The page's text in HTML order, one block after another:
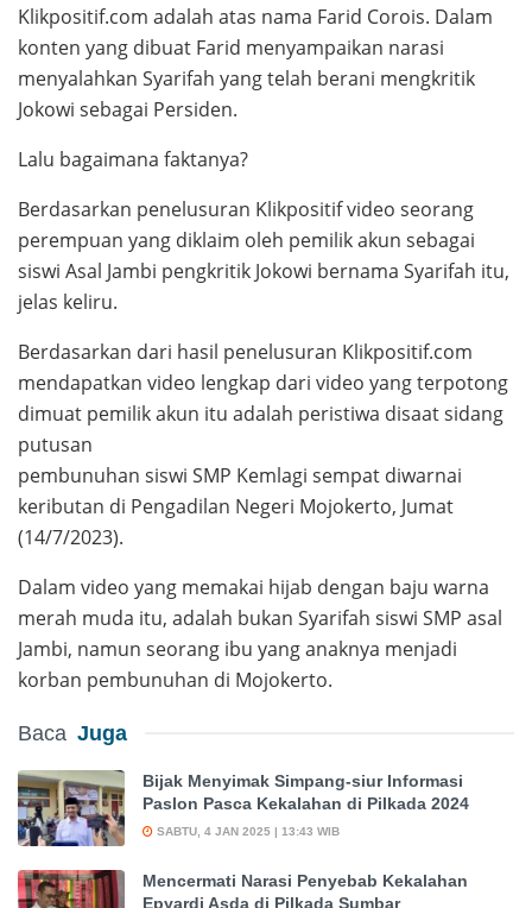
Klikpositif.com adalah atas nama Farid Corois. Dalam
konten yang dibuat Farid menyampaikan narasi
menyalahkan Syarifah yang telah berani mengkritik
Jokowi sebagai Persiden.
Lalu bagaimana faktanya?
Berdasarkan penelusuran Klikpositif video seorang
perempuan yang diklaim oleh pemilik akun sebagai
siswi Asal Jambi pengkritik Jokowi bernama Syarifah itu,
jelas keliru.
Berdasarkan dari hasil penelusuran Klikpositif.com
mendapatkan video lengkap dari video yang terpotong
dimuat pemilik akun itu adalah peristiwa disaat sidang
putusan
pembunuhan siswi SMP Kemlagi sempat diwarnai
keributan di Pengadilan Negeri Mojokerto, Jumat
(14/7/2023).
Dalam video yang memakai hijab dengan baju warna
merah muda itu, adalah bukan Syarifah siswi SMP asal
Jambi, namun seorang ibu yang anaknya menjadi
korban pembunuhan di Mojokerto.
Baca Juga
Bijak Menyimak Simpang-siur Informasi
Paslon Pasca Kekalahan di Pilkada 2024
SABTU, 4 JAN 2025 | 13:43 WIB
Mencermati Narasi Penyebab Kekalahan
Epyardi Asda di Pilkada Sumbar